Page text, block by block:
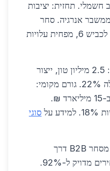
חשמלי. תחזית: יציבות
סיכון ממשבר אנרגיה. סחר
בכפר קאסם נהנה מקרבה לכביש 6, מפחית עלויות
נתונים: יבוא פלדה 2026: 2.5 מיליון טון, ייצור
מקומי 1.2 מיליון. יצוא עלה 22%. גורם מקומי:
פרויקט תשתיות כבישים ב-15 מיליארד ₪.
על
סוגי
מגמות: דיגיטציה - 70% מסחר B2B דרך
פלטפורמות. AI לניבוי מחירים מדויק ל-92%.